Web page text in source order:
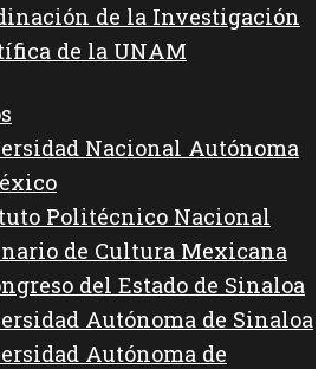
de la Investigación
de la UNAM
Nacional Autónoma
Politécnico Nacional
de Cultura Mexicana
del Estado de Sinaloa
Autónoma de Sinaloa
Autónoma de